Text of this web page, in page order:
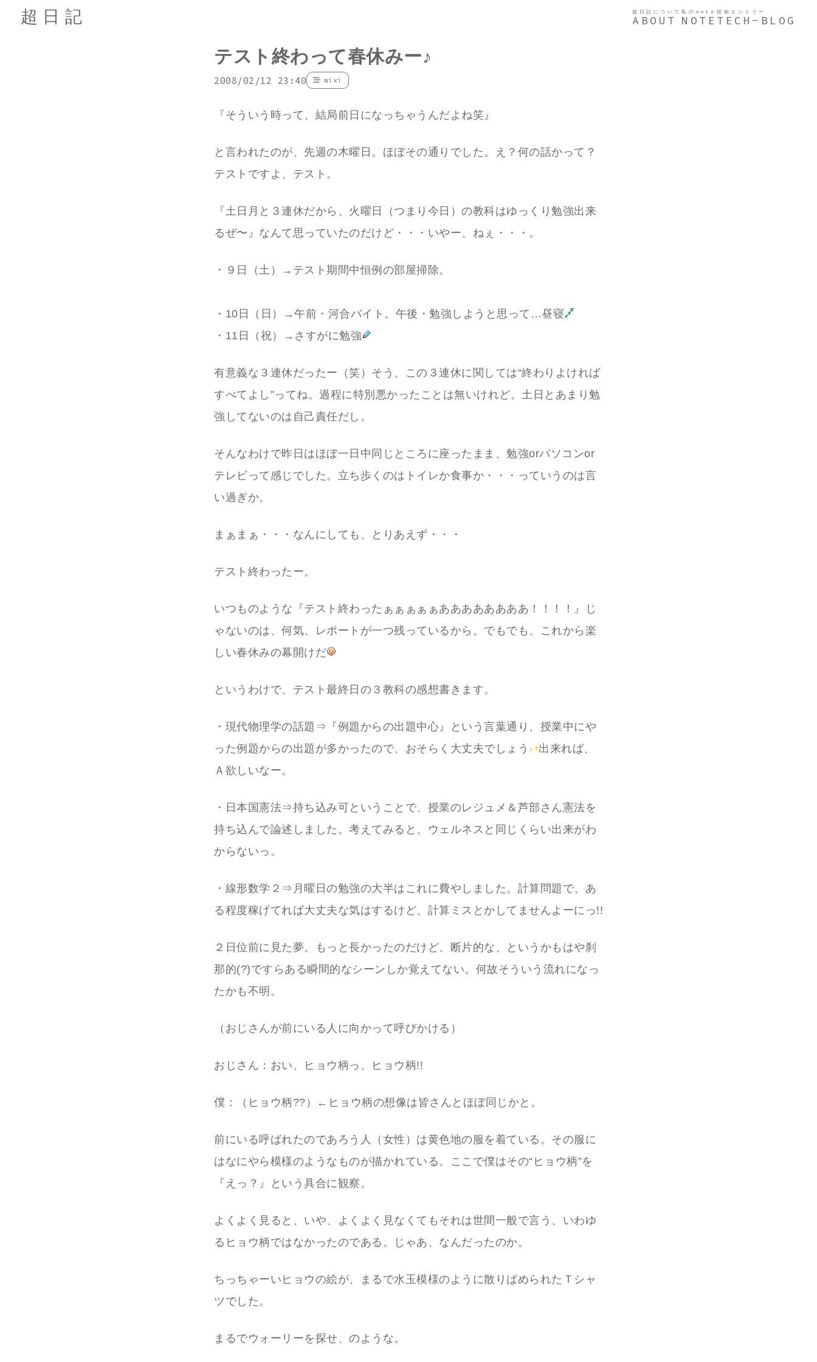
超日記 超日記について
ABOUT
私のnote
NOTE
技術エントリー
TECH-BLOG
テスト終わって春休みー♪
2008/02/12 23:40 mixi
『そういう時って、結局前日になっちゃうんだよね笑』
と言われたのが、先週の木曜日。ほぼその通りでした。え？何の話かって？
テストですよ、テスト。
『土日月と３連休だから、火曜日（つまり今日）の教科はゆっくり勉強出来
るぜ〜』なんて思っていたのだけど・・・いやー、ねぇ・・・。
・９日（土）→テスト期間中恒例の部屋掃除。
・10日（日）→午前・河合バイト。午後・勉強しようと思って…昼寝
・11日（祝）→さすがに勉強
有意義な３連休だったー（笑）そう、この３連休に関しては“終わりよければ
すべてよし”ってね。過程に特別悪かったことは無いけれど。土日とあまり勉
強してないのは自己責任だし。
そんなわけで昨日はほぼ一日中同じところに座ったまま、勉強orパソコンor
テレビって感じでした。立ち歩くのはトイレか食事か・・・っていうのは言
い過ぎか。
まぁまぁ・・・なんにしても、とりあえず・・・
テスト終わったー。
いつものような『テスト終わったぁぁぁぁぁああああああああ！！！！』じ
ゃないのは、何気、レポートが一つ残っているから。でもでも、これから楽
しい春休みの幕開けだ
というわけで、テスト最終日の３教科の感想書きます。
・現代物理学の話題⇒『例題からの出題中心』という言葉通り、授業中にや
った例題からの出題が多かったので、おそらく大丈夫でしょう
出来れば、
Ａ欲しいなー。
・日本国憲法⇒持ち込み可ということで、授業のレジュメ＆芦部さん憲法を
持ち込んで論述しました。考えてみると、ウェルネスと同じくらい出来がわ
からないっ。
・線形数学２⇒月曜日の勉強の大半はこれに費やしました。計算問題で、あ
る程度稼げてれば大丈夫な気はするけど、計算ミスとかしてませんよーにっ!!
２日位前に見た夢。もっと長かったのだけど、断片的な、というかもはや刹
那的(?)ですらある瞬間的なシーンしか覚えてない。何故そういう流れになっ
たかも不明。
（おじさんが前にいる人に向かって呼びかける）
おじさん：おい、ヒョウ柄っ、ヒョウ柄!!
僕：（ヒョウ柄??）←ヒョウ柄の想像は皆さんとほぼ同じかと。
前にいる呼ばれたのであろう人（女性）は黄色地の服を着ている。その服に
はなにやら模様のようなものが描かれている。ここで僕はその“ヒョウ柄”を
『えっ？』という具合に観察。
よくよく見ると、いや、よくよく見なくてもそれは世間一般で言う、いわゆ
るヒョウ柄ではなかったのである。じゃあ、なんだったのか。
ちっちゃーいヒョウの絵が、まるで水玉模様のように散りばめられたＴシャ
ツでした。
まるでウォーリーを探せ、のような。